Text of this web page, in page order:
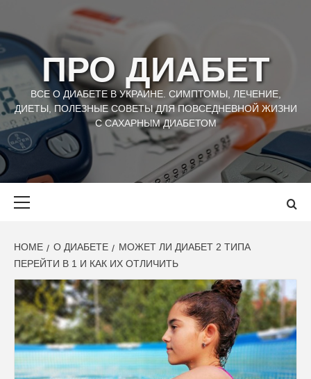
content
ПРО ДИАБЕТ
ВСЕ О ДИАБЕТЕ В УКРАИНЕ. СИМПТОМЫ, ЛЕЧЕНИЕ,
ДИЕТЫ, ПОЛЕЗНЫЕ СОВЕТЫ ДЛЯ ПОВСЕДНЕВНОЙ ЖИЗНИ
С САХАРНЫМ ДИАБЕТОМ
HOME О ДИАБЕТЕ
МОЖЕТ ЛИ ДИАБЕТ 2 ТИПА
ПЕРЕЙТИ В 1 И КАК ИХ ОТЛИЧИТЬ